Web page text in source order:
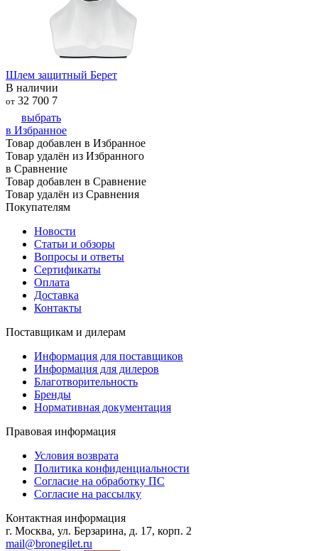
Шлем защитный Берет
В наличии
от 32 700 7
выбрать
в Избранное
Товар добавлен в Избранное
Товар удалён из Избранного
в Сравнение
Товар добавлен в Сравнение
Товар удалён из Сравнения
Покупателям
Новости
Статьи и обзоры
Вопросы и ответы
Сертификаты
Оплата
Доставка
Контакты
Поставщикам и дилерам
Информация для поставщиков
Информация для дилеров
Благотворительность
Бренды
Нормативная документация
Правовая информация
Условия возврата
Политика конфиденциальности
Согласие на обработку ПС
Согласие на рассылку
Контактная информация
г. Москва, ул. Берзарина, д. 17, корп. 2
mail@bronegilet.ru